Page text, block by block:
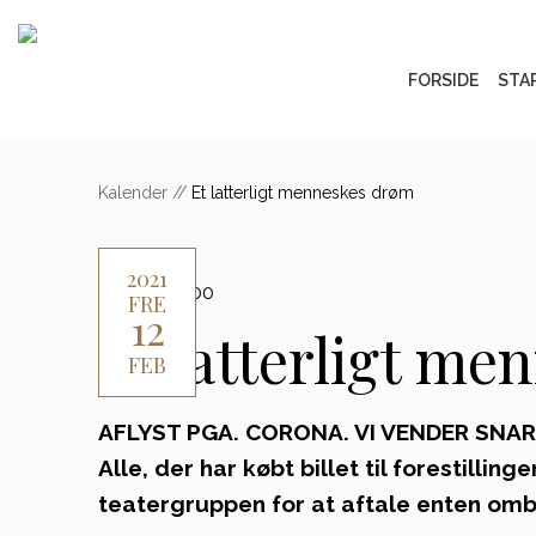
FORSIDE
Kalender // Et latterligt menneskes drøm
19:00 - 20:00
TEATER
Et latterligt
AFLYST PGA. CORONA. VI VENDER
Alle, der har købt billet til
teatergruppen for at aftale enten
2021
FRE
12
FEB